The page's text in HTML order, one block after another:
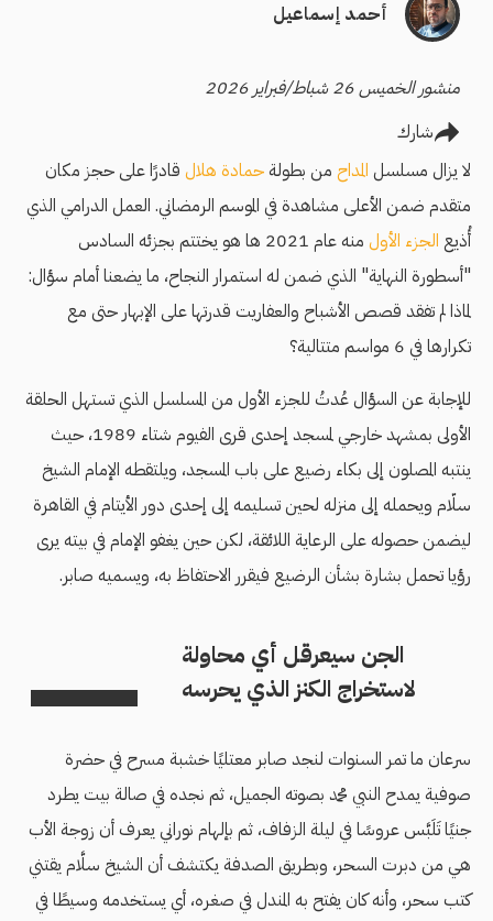
أحمد إسماعيل
منشور الخميس 26 شباط/فبراير 2026
شارك
لا يزال مسلسل المداح من بطولة حمادة هلال قادرًا على حجز مكان
متقدم ضمن الأعلى مشاهدة في الموسم الرمضاني. العمل الدرامي الذي
أُذيع الجزء الأول
منه عام 2021 ها هو يختتم بجزئه السادس
"أسطورة النهاية" الذي ضمن له استمرار النجاح، ما يضعنا أمام سؤال:
لماذا لم تفقد قصص الأشباح والعفاريت قدرتها على الإبهار حتى مع
تكرارها في 6 مواسم متتالية؟
للإجابة عن السؤال عُدتُ للجزء الأول من المسلسل الذي تستهل الحلقة
الأولى بمشهد خارجي لمسجد إحدى قرى الفيوم شتاء 1989، حيث
ينتبه المصلون إلى بكاء رضيع على باب المسجد، ويلتقطه الإمام الشيخ
سلّام ويحمله إلى منزله لحين تسليمه إلى إحدى دور الأيتام في القاهرة
ليضمن حصوله على الرعاية اللائقة، لكن حين يغفو الإمام في بيته يرى
رؤيا تحمل بشارة بشأن الرضيع فيقرر الاحتفاظ به، ويسميه صابر.
الجن سيعرقل أي محاولة
لاستخراج الكنز الذي يحرسه
سرعان ما تمر السنوات لنجد صابر معتليًا خشبة مسرح في حضرة
صوفية يمدح النبي محمد بصوته الجميل، ثم نجده في صالة بيت يطرد
جنيًا تَلَبَّس عروسًا في ليلة الزفاف، ثم بإلهام نوراني يعرف أن زوجة الأب
هي من دبرت السحر، وبطريق الصدفة يكتشف أن الشيخ سلَّام يقتني
كتب سحر، وأنه كان يفتح به المندل في صغره، أي يستخدمه وسيطًا في